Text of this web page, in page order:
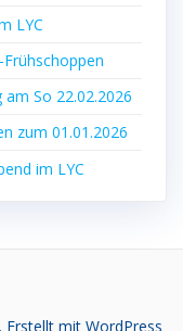
LYC
So 22.02.2026
zum 01.01.2026
im LYC
mit WordPress